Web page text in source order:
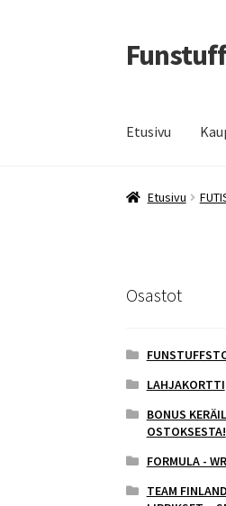
Siirry
navigointiin
Siirry
sisältöön
Etusivu
Etusivu
Osastot
LAHJAKORTTI
BONUS
OSTOKSESTA!
FORMULA -
TEAM